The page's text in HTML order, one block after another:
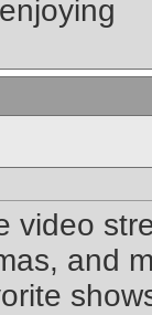
video
and